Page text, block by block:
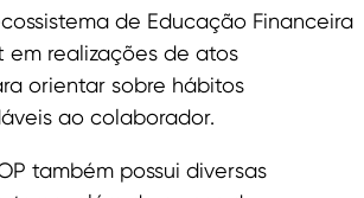
de Educação Financeira
em realizações de atos
orientar sobre hábitos
ao colaborador.
também possui diversas